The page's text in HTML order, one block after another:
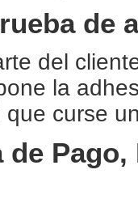
de
del
la
curse
de